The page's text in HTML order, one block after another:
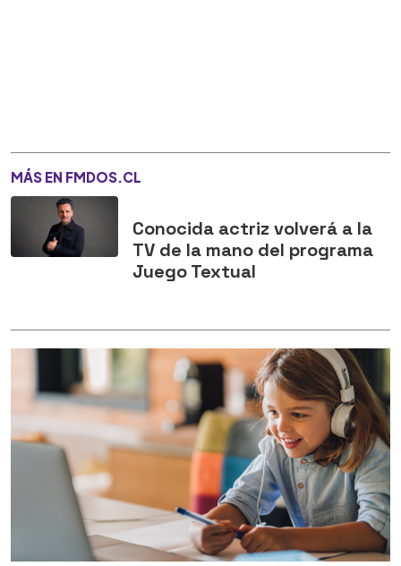
MÁS EN FMDOS.CL
Conocida actriz volverá a la
TV de la mano del programa
Juego Textual